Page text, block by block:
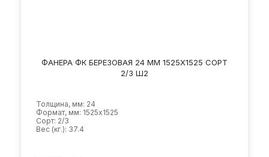
ФАНЕРА ФК БЕРЕЗОВАЯ 24 ММ 1525Х1525 СОРТ
2/3 Ш2
Толщина, мм: 24
Формат, мм: 1525х1525
Сорт: 2/3
Вес (кг.): 37.4